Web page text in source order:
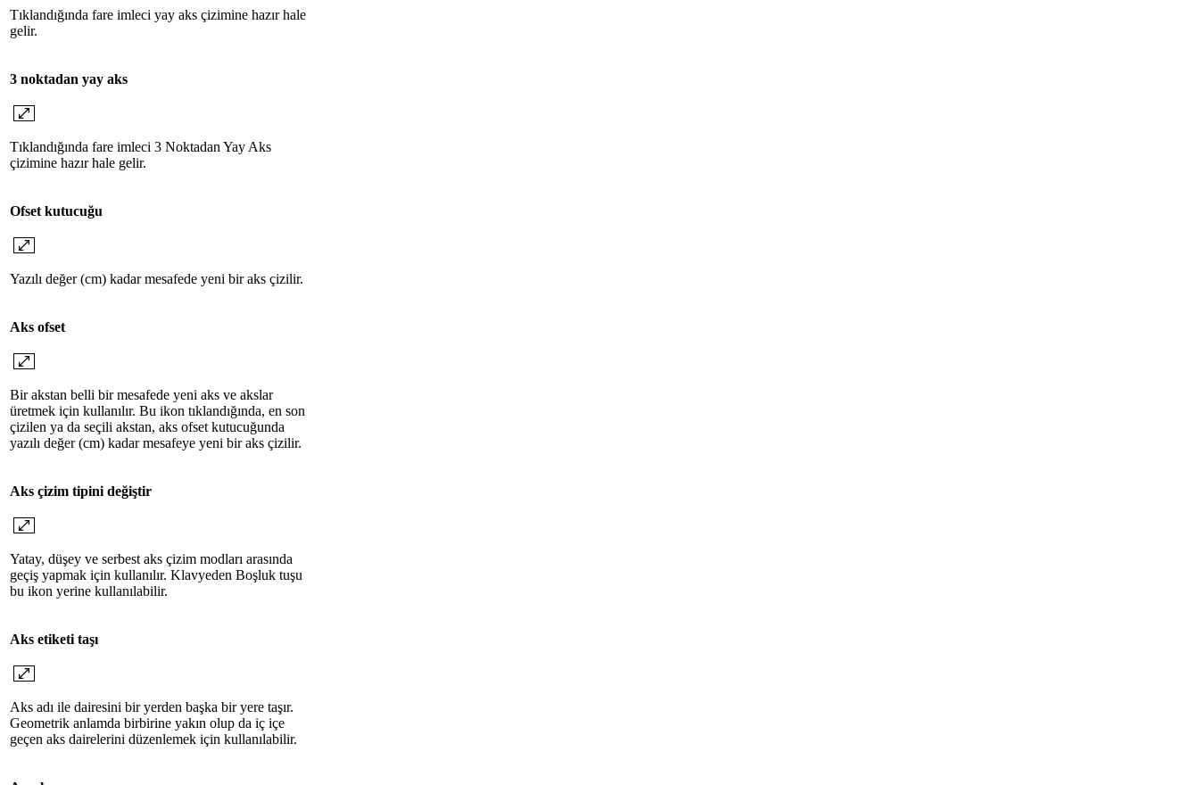
Tıklandığında fare imleci yay aks çizimine hazır hale
gelir.
3 noktadan yay aks
Tıklandığında fare imleci 3 Noktadan Yay Aks
çizimine hazır hale gelir.
Ofset kutucuğu
Yazılı değer (cm) kadar mesafede yeni bir aks çizilir.
Aks ofset
Bir akstan belli bir mesafede yeni aks ve akslar
üretmek için kullanılır. Bu ikon tıklandığında, en son
çizilen ya da seçili akstan, aks ofset kutucuğunda
yazılı değer (cm) kadar mesafeye yeni bir aks çizilir.
Aks çizim tipini değiştir
Yatay, düşey ve serbest aks çizim modları arasında
geçiş yapmak için kullanılır. Klavyeden Boşluk tuşu
bu ikon yerine kullanılabilir.
Aks etiketi taşı
Aks adı ile dairesini bir yerden başka bir yere taşır.
Geometrik anlamda birbirine yakın olup da iç içe
geçen aks dairelerini düzenlemek için kullanılabilir.